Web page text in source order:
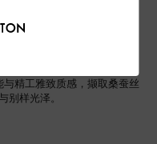
与精工雅致质感，撷取桑蚕丝
别样光泽。